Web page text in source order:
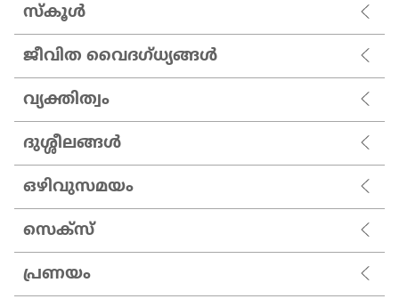
സ്കൂള്‍
ജീവിത വൈദഗ്ധ്യങ്ങൾ
വ്യക്തിത്വം
ദുശ്ശീലങ്ങൾ
ഒഴിവുസമയം
സെക്സ്
പ്രണയം